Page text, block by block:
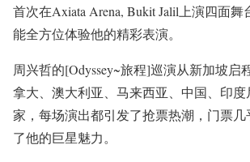
首次在Axiata Arena, Bukit Jalil上演四面
能全方位体验他的精彩表演。
周兴哲的[Odyssey~旅程]巡演从新加坡启
拿大、澳大利亚、马来西亚、中国、印
家，每场演出都引发了抢票热潮，门票
了他的巨星魅力。